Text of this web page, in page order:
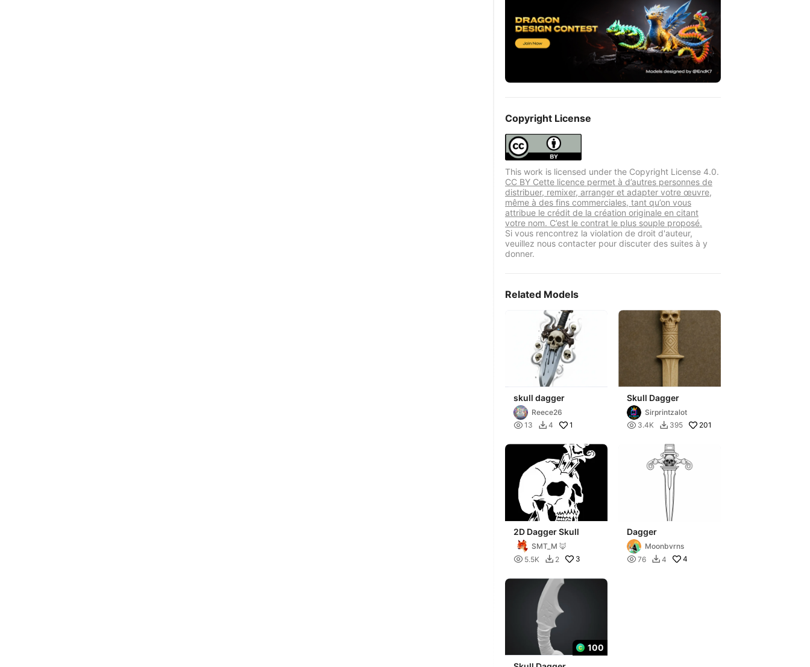
Copyright License
This work is licensed under the Copyright License 4.0.
CC BY Cette licence permet à d’autres personnes de
distribuer, remixer, arranger et adapter votre œuvre,
même à des fins commerciales, tant qu’on vous
attribue le crédit de la création originale en citant
votre nom. C’est le contrat le plus souple proposé.
Si vous rencontrez la violation de droit d'auteur,
veuillez nous contacter pour discuter des suites à y
donner.
Related Models
skull dagger
Reece26
 13  4 1
Skull Dagger
Sirprintzalot
 3.4K  395 201
2D Dagger Skull
SMT_M 🦊
 5.5K  2 3
Dagger
Moonbvrns
 76  4 4
100